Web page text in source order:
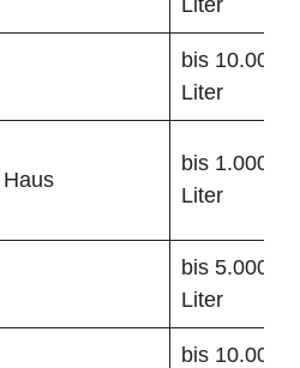
bis 10.000
Liter
Haus
bis 1.000
Liter
bis 5.000
Liter
bis 10.000